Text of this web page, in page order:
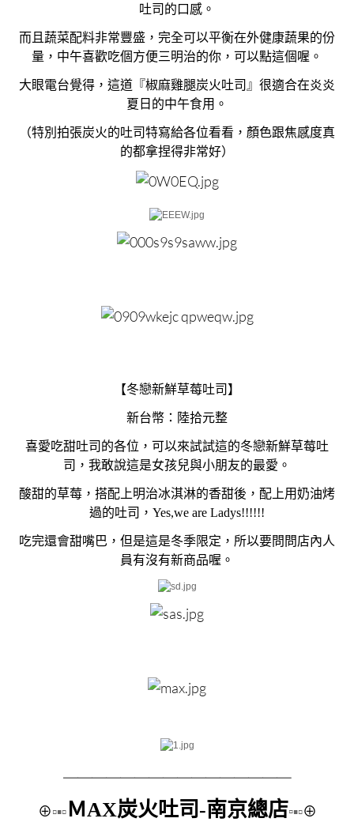
吐司的口感。
而且蔬菜配料非常豐盛，完全可以平衡在外健康蔬果的份
量，中午喜歡吃個方便三明治的你，可以點這個喔。
大眼電台覺得，這道『椒麻雞腿炭火吐司』很適合在炎炎
夏日的中午食用。
（特別拍張炭火的吐司特寫給各位看看，顏色跟焦感度真
的都拿捏得非常好）
【冬戀新鮮草莓吐司】
新台幣：陸拾元整
喜愛吃甜吐司的各位，可以來試試這的冬戀新鮮草莓吐
司，我敢說這是女孩兒與小朋友的最愛。
酸甜的草莓，搭配上明治冰淇淋的香甜後，配上用奶油烤
過的吐司，Yes,we are Ladys!!!!!!
吃完還會甜嘴巴，但是這是冬季限定，所以要問問店內人
員有沒有新商品喔。
⊕▫▪▫ＭAX炭火吐司-南京總店▫▪▫⊕